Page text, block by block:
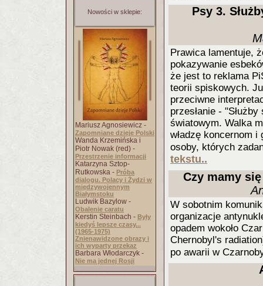
Nowości w sklepie:
Mariusz Agnosiewicz -
Zapomniane dzieje Polski
Wanda Krzemińska i
Piotr Nowak (red) -
Przestrzenie informacji
Katarzyna Sztop-
Rutkowska - Próba
dialogu. Polacy i Żydzi w
międzywojennym
Białymstoku
Ludwik Bazylow -
Obalenie caratu
Kerstin Steinbach - Były
kiedyś lepsze czasy...
(1965-1975)
Znienawidzone obrazy i
ich wyparty przekaz
Barbara Włodarczyk -
Nie ma jednej Rosji
Psy 3.
Prawica lamentuje,
pokazywanie
że jest to reklama
teorii spiskowych.
przeciwne
przesłanie -
światowym. Walka
władzę koncernom
osoby, których
tekstu..
Czy mamy
W sobotnim
organizacje
opadem wokoło
Chernobyl's
po awarii w